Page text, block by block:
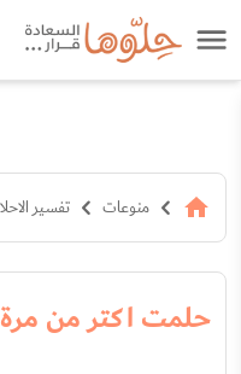
منوعات تفسير
حلمت اكتر من مرة